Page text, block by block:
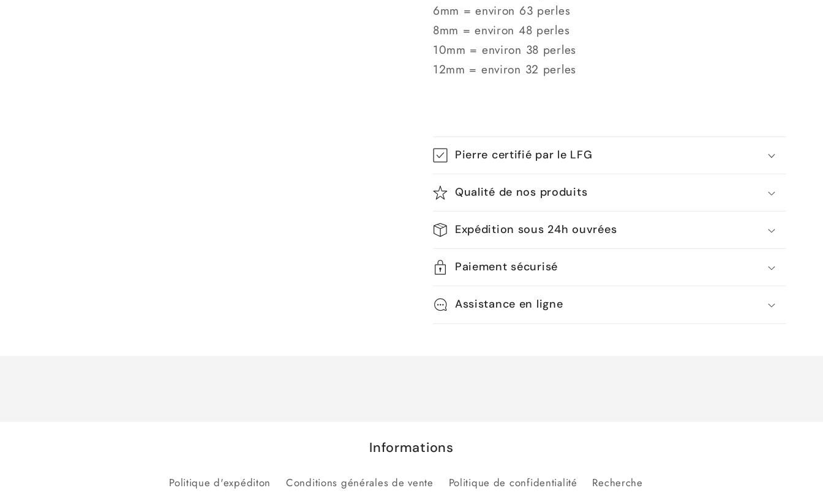
6mm = environ 63 perles
8mm = environ 48 perles
10mm = environ 38 perles
12mm = environ 32 perles
Pierre certifié par le LFG
Qualité de nos produits
Expédition sous 24h ouvrées
Paiement sécurisé
Assistance en ligne
Informations
Politique d'expéditon Conditions générales de vente Politique de confidentialité Recherche